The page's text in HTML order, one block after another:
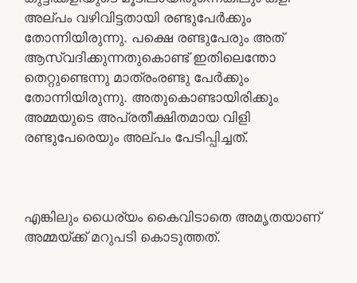
അല്പം വഴിവിട്ടതായി രണ്ടുപേർക്കും
തോന്നിയിരുന്നു. പക്ഷെ രണ്ടുപേരും അത്
ആസ്വദിക്കുന്നതുകൊണ്ട് ഇതിലെന്തോ
തെറ്റുണ്ടെന്നു മാത്രംരണ്ടു പേർക്കും
തോന്നിയിരുന്നു. അതുകൊണ്ടായിരിക്കും
അമ്മയുടെ അപ്രതീക്ഷിതമായ വിളി
രണ്ടുപേരെയും അല്പം പേടിപ്പിച്ചത്.
എങ്കിലും ധൈര്യം കൈവിടാതെ അമൃതയാണ്
അമ്മയ്ക്ക് മറുപടി കൊടുത്തത്.